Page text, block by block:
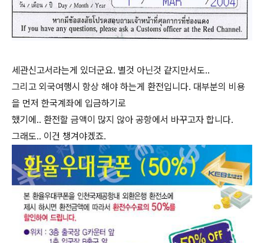
세관신고서라는게 있더군요. 별것 아닌것 같지만서도..
그리고 외국여행시 항상 해야 하는게 환전입니다. 대부분의 비용
을 먼저 한국계좌에 입금하기로
했기에.. 환전할 금액이 많지 않아 공항에서 바꾸고자 합니다.
그래도.. 이건 챙겨야겠죠.